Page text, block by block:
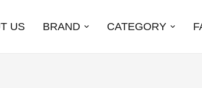
US BRAND CATEGORY